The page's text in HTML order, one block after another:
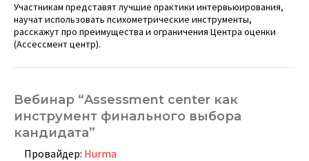
Участникам представят лучшие практики интервьюирования,
научат использовать психометрические инструменты,
расскажут про преимущества и ограничения Центра оценки
(Ассессмент центр).
Вебинар “Assessment center как
инструмент финального выбора
кандидата”
Провайдер: Hurma